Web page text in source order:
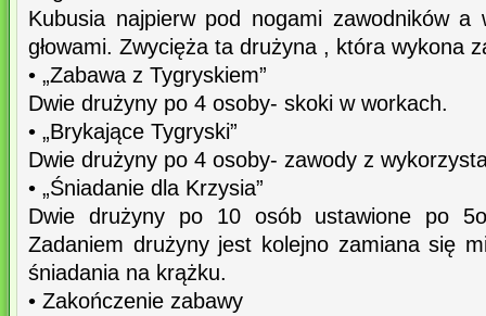
Kubusia najpierw pod nogami zawodników
głowami. Zwycięża ta drużyna , która wykona
• „Zabawa z Tygryskiem”
Dwie drużyny po 4 osoby- skoki w workach.
• „Brykające Tygryski”
Dwie drużyny po 4 osoby- zawody z
• „Śniadanie dla Krzysia”
Dwie drużyny po 10 osób ustawione po
Zadaniem drużyny jest kolejno zamiana się
śniadania na krążku.
• Zakończenie zabawy